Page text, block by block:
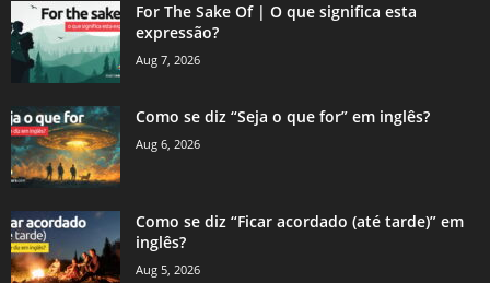
For The Sake Of | O que significa esta
expressão?
Aug 7, 2026
Como se diz “Seja o que for” em inglês?
Aug 6, 2026
Como se diz “Ficar acordado (até tarde)” em
inglês?
Aug 5, 2026